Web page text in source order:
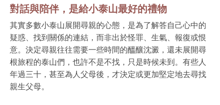
對話與陪伴，是給小泰山最好的禮物
其實多數小泰山展開尋親的心態，是為了解答自己心中的
疑惑、找到關係的連結，而非出於怪罪、生氣、報復或恨
意。決定尋親往往需要一些時間的醞釀沈澱，還未展開尋
根旅程的泰山們，也許不是不找，只是時候未到。有些人
年過三十，甚至為人父母後，才決定或更加堅定地去尋找
親生父母。